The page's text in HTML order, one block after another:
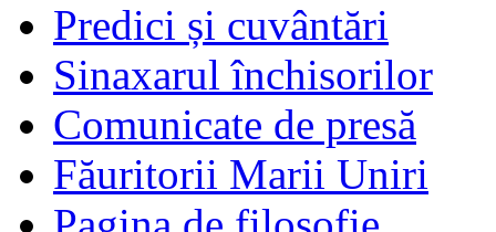
Predici și cuvântări
Sinaxarul închisorilor
Comunicate de presă
Făuritorii Marii Uniri